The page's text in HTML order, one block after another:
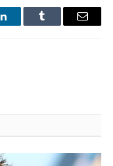
LinkedInTumblr Email